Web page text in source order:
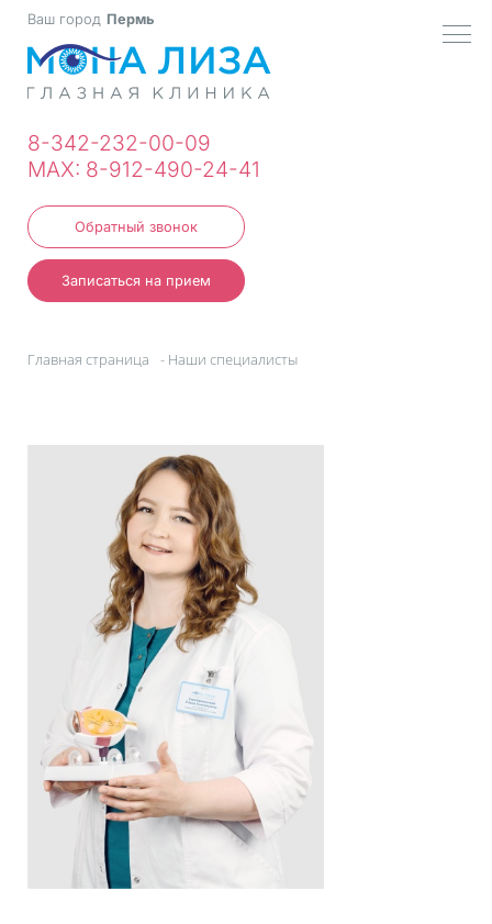
Ваш город Пермь
8-342-232-00-09
MAX: 8-912-490-24-41
Обратный звонок
Записаться на прием
Главная страница - Наши специалисты